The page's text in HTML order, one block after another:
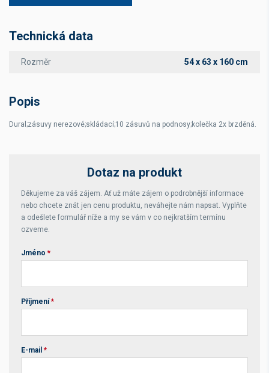
Technická data
Rozměr 54 x 63 x 160 cm
Popis
Dural;zásuvy nerezové;skládací;10 zásuvů na podnosy;kolečka 2x brzděná.
Dotaz na produkt
Děkujeme za váš zájem. Ať už máte zájem o podrobnější informace
nebo chcete znát jen cenu produktu, neváhejte nám napsat. Vyplňte
a odešlete formulář níže a my se vám v co nejkratším termínu
ozveme.
Jméno *
Příjmení *
E-mail *